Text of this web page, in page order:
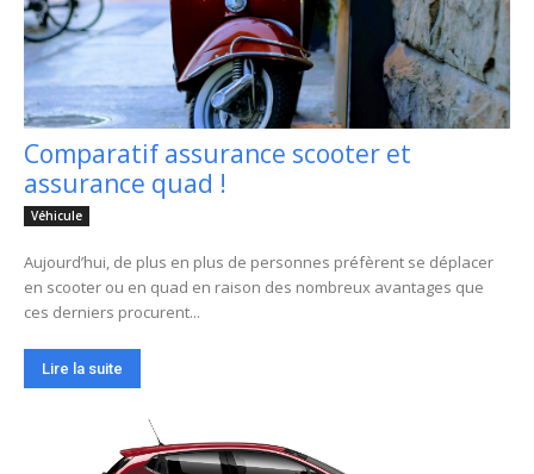
Comparatif assurance scooter et
assurance quad !
Véhicule
Aujourd’hui, de plus en plus de personnes préfèrent se déplacer
en scooter ou en quad en raison des nombreux avantages que
ces derniers procurent...
Lire la suite